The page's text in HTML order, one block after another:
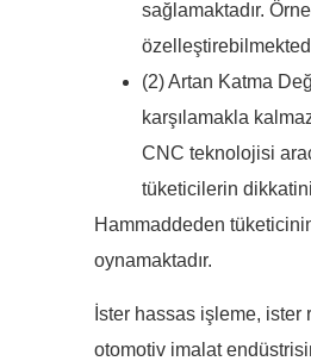
sağlamaktadır.
(2) Artan Katma
karşılamakla
CNC teknolojisi
tüketicilerin
Hammaddeden
oynamaktadır.
İster hassas işleme,
otomotiv imalat